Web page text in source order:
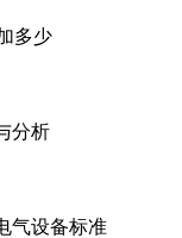
多少
分析
气设备标准